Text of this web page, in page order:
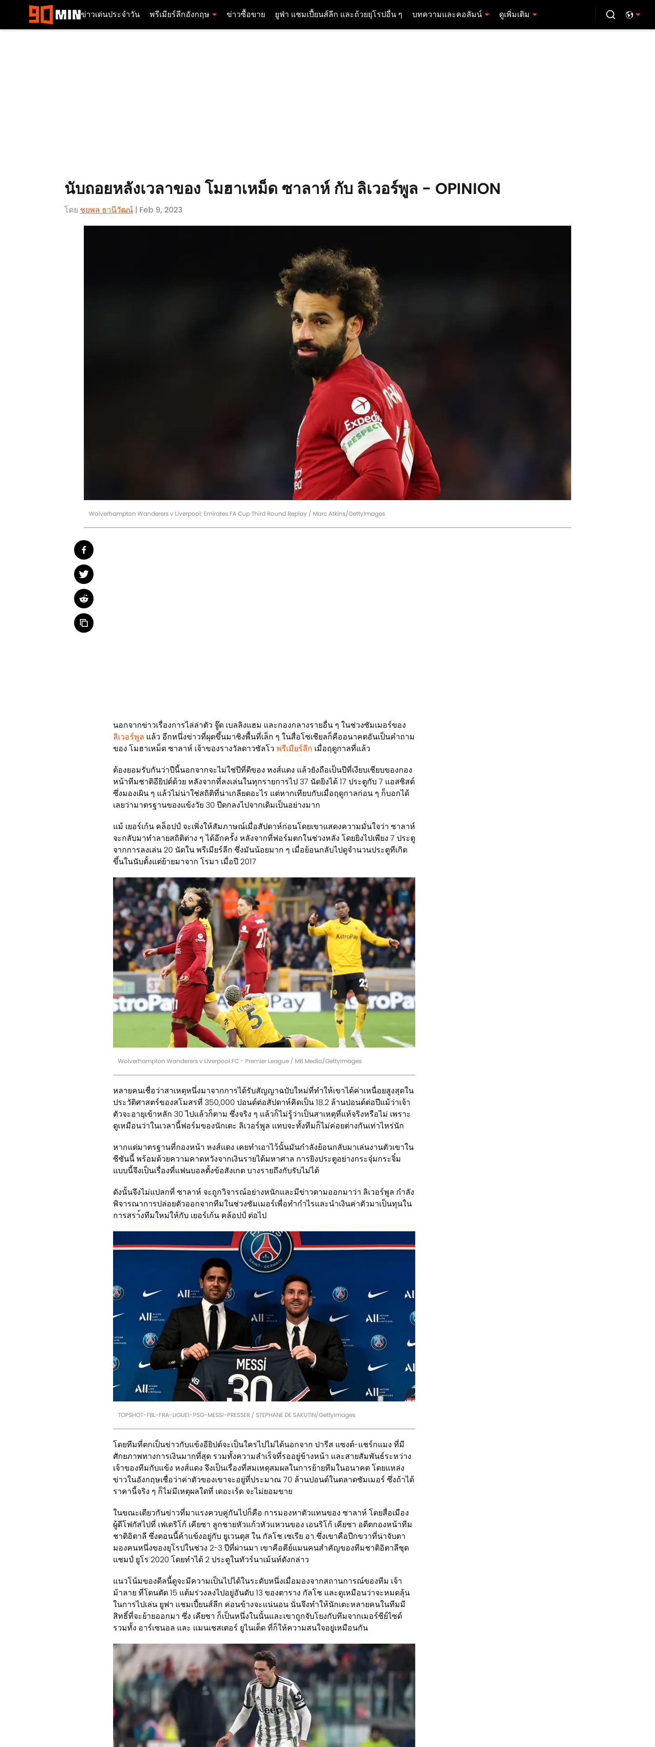
ข่าวเด่นประจำวัน พรีเมียร์ลีกอังกฤษ ข่าวซื้อขาย ยูฟ่า แชมเปี้ยนส์ลีก และถ้วยยุโรปอื่น ๆ บทความและคอลัมน์ ดูเพิ่มเติม
นับถอยหลังเวลาของ โมฮาเหม็ด ซาลาห์ กับ ลิเวอร์พูล - OPINION
โดย ชยพล ธานีวัฒน์ | Feb 9, 2023
Wolverhampton Wanderers v Liverpool: Emirates FA Cup Third Round Replay / Marc Atkins/GettyImages
นอกจากข่าวเรื่องการไล่ล่าตัว จู๊ด เบลลิงแฮม และกองกลางรายอื่น ๆ ในช่วงซัมเมอร์ของ
ลิเวอร์พูล แล้ว อีกหนึ่งข่าวที่ผุดขึ้นมาชิงพื้นที่เล็ก ๆ ในสื่อโซเชียลก็คืออนาคตอันเป็นคำถาม
ของ โมฮาเหม็ด ซาลาห์ เจ้าของรางวัลดาวซัลโว พรีเมียร์ลีก เมื่อฤดูกาลที่แล้ว
ต้องยอมรับกันว่าปีนี้นอกจากจะไม่ใช่ปีที่ดีของ หงส์แดง แล้วยังถือเป็นปีที่เงียบเชียบของกอง
หน้าทีมชาติอียิปต์ด้วย หลังจากที่ลงเล่นในทุกรายการไป 37 นัดยิงได้ 17 ประตูกับ 7 แอสซิสต์
ซึ่งมองเผิน ๆ แล้วไม่น่าใช่สถิติที่น่าเกลียดอะไร แต่หากเทียบกับเมื่อฤดูกาลก่อน ๆ ก็บอกได้
เลยว่ามาตรฐานของแข้งวัย 30 ปีตกลงไปจากเดิมเป็นอย่างมาก
แม้ เยอร์เก้น คล็อปป์ จะเพิ่งให้สัมภาษณ์เมื่อสัปดาห์ก่อนโดยเขาแสดงความมั่นใจว่า ซาลาห์
จะกลับมาทำลายสถิติต่าง ๆ ได้อีกครั้ง หลังจากที่ฟอร์มตกในช่วงหลัง โดยยิงไปเพียง 7 ประตู
จากการลงเล่น 20 นัดใน พรีเมียร์ลีก ซึ่งมันน้อยมาก ๆ เมื่อย้อนกลับไปดูจำนวนประตูทีเกิด
ขึ้นในนับตั้งแต่ย้ายมาจาก โรมา เมื่อปี 2017
Wolverhampton Wanderers v Liverpool FC - Premier League / MB Media/GettyImages
หลายคนเชื่อว่าสาเหตุหนึ่งมาจากการได้รับสัญญาฉบับใหม่ที่ทำให้เขาได้ค่าเหนื่อยสูงสุดใน
ประวัติศาสตร์ของสโมสรที่ 350,000 ปอนด์ต่อสัปดาห์คิดเป็น 18.2 ล้านปอนด์ต่อปีแม้ว่าเจ้า
ตัวจะอายุเข้าหลัก 30 ไปแล้วก็ตาม ซึ่งจริง ๆ แล้วก็ไม่รู้ว่าเป็นสาเหตุที่แท้จริงหรือไม่ เพราะ
ดูเหมือนว่าในเวลานี้ฟอร์มของนักเตะ ลิเวอร์พูล แทบจะทั้งทีมก็ไม่ค่อยต่างกันเท่าไหร่นัก
หากแต่มาตรฐานที่กองหน้า หงส์แดง เคยทำเอาไว้นั้นมันกำลังย้อนกลับมาเล่นงานตัวเขาใน
ซีซันนี้ พร้อมด้วยความคาดหวังจากเงินรายได้มหาศาล การยิงประตูอย่างกระจุ๋มกระจิ๋ม
แบบนี้จึงเป็นเรื่องที่แฟนบอลตั้งข้อสังเกต บางรายถึงกับรับไม่ได้
ดังนั้นจึงไม่แปลกที่ ซาลาห์ จะถูกวิจารณ์อย่างหนักและมีข่าวตามออกมาว่า ลิเวอร์พูล กำลัง
พิจารณาการปล่อยตัวออกจากทีมในช่วงซัมเมอร์เพื่อทำกำไรและนำเงินค่าตัวมาเป็นทุนใน
การสรา้งทีมใหม่ให้กับ เยอร์เก้น คล้อปป์ ต่อไป
TOPSHOT-FBL-FRA-LIGUE1-PSG-MESSI-PRESSER / STEPHANE DE SAKUTIN/GettyImages
โดยทีมที่ตกเป็นข่าวกับแข้งอียิปต์จะเป็นใครไปไม่ได้นอกจาก ปารีส แซงต์-แชร์กแมง ที่มี
ศักยภาพทางการเงินมากที่สุด รวมทั้งความสำเร็จที่รออยู่ข้างหน้า และสายสัมพันธ์ระหว่าง
เจ้าของทีมกับแข้ง หงส์แดง จึงเป็นเรื่องที่สมเหตุสมผลในการย้ายทีมในอนาคต โดยแหล่ง
ข่าวในอังกฤษเชื่อว่าค่าตัวของเขาจะอยู่ที่ประมาณ 70 ล้านปอนด์ในตลาดซัมเมอร์ ซึ่งถ้าได้
ราคานี้จริง ๆ ก็ไม่มีเหตุผลใดที่ เดอะเร้ด จะไม่ยอมขาย
ในขณะเดียวกันข่าวที่มาแรงควบคู่กันไปก็คือ การมองหาตัวแทนของ ซาลาห์ โดยสื่อเมือง
ผู้ดีโฟกัสไปที่ เฟเดริโก้ เคียซา ลูกชายหัวแก้วหัวแหวนของ เอนริโก้ เคียซา อดีตกองหน้าทีม
ชาติอิตาลี ซึ่งตอนนี้ค้าแข้งอยู่กับ ยูเวนตุส ใน กัลโช เซเรีย อา ซึ่งเขาคือปีกขวาที่น่าจับตา
มองคนหนึ่งของยุโรปในช่วง 2-3 ปีที่ผ่านมา เขาคือคีย์แมนคนสำคัญของทีมชาติอิตาลีชุด
แชมป์ ยูโร 2020 โดยทำได้ 2 ประตูในทัวร์นาเม้นท์ดังกล่าว
แนวโน้มของดีลนี้ดูจะมีความเป็นไปได้ในระดับหนึ่งเมื่อมองจากสถานการณ์ของทีม เจ้า
ม้าลาย ที่โดนตัด 15 แต้มร่วงลงไปอยู่อันดับ 13 ของตาราง กัลโช และดูเหมือนว่าจะหมดลุ้น
ในการไปเล่น ยูฟา แชมเปี้ยนส์ลีก ค่อนข้างจะแน่นอน นั่นจึงทำให้นักเตะหลายคนในทีมมี
สิทธิ์ที่จะย้ายออกมา ซึ่ง เคียซา ก็เป็นหนึ่งในนั้นและเขาถูกจับโยงกับทีมจากเมอร์ซีย์ไซด์
รวมทั้ง อาร์เซนอล และ แมนเชสเตอร์ ยูไนเต็ด ที่ก็ให้ความสนใจอยู่เหมือนกัน